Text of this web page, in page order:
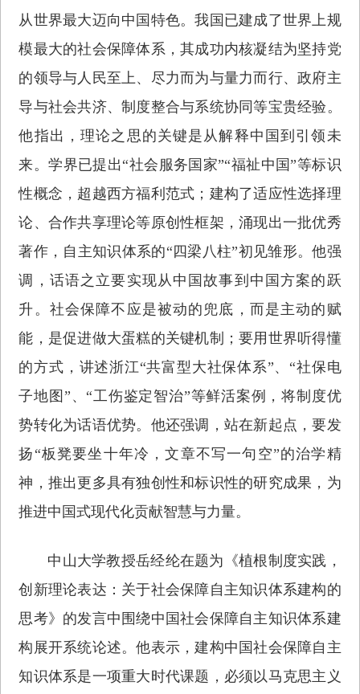
从世界最大迈向中国特色。我国已建成了世界上规
模最大的社会保障体系，其成功内核凝结为坚持党
的领导与人民至上、尽力而为与量力而行、政府主
导与社会共济、制度整合与系统协同等宝贵经验。
他指出，理论之思的关键是从解释中国到引领未
来。学界已提出“社会服务国家”“福祉中国”等标识
性概念，超越西方福利范式；建构了适应性选择理
论、合作共享理论等原创性框架，涌现出一批优秀
著作，自主知识体系的“四梁八柱”初见雏形。他强
调，话语之立要实现从中国故事到中国方案的跃
升。社会保障不应是被动的兜底，而是主动的赋
能，是促进做大蛋糕的关键机制；要用世界听得懂
的方式，讲述浙江“共富型大社保体系”、“社保电
子地图”、“工伤鉴定智治”等鲜活案例，将制度优
势转化为话语优势。他还强调，站在新起点，要发
扬“板凳要坐十年冷，文章不写一句空”的治学精
神，推出更多具有独创性和标识性的研究成果，为
推进中国式现代化贡献智慧与力量。
中山大学教授岳经纶在题为《植根制度实践，
创新理论表达：关于社会保障自主知识体系建构的
思考》的发言中围绕中国社会保障自主知识体系建
构展开系统论述。他表示，建构中国社会保障自主
知识体系是一项重大时代课题，必须以马克思主义